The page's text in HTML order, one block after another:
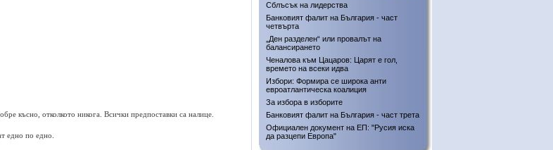
късно, отколкото никога. Всички предпоставки са налице.
едно по едно.
Сблъсък на лидерства
Банковият фалит на България - част
четвърта
„Ден разделен“ или провалът на
балансирането
Ченалова към Цацаров: Царят е гол,
времето на всеки идва
Избори: Формира се широка анти
евроатлантическа коалиция
За избора в изборите
Банковият фалит на България - част трета
Официален документ на ЕП: "Русия иска
да разцепи Европа"